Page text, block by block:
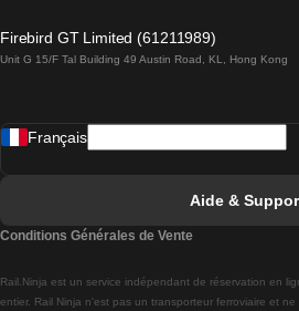
Trains de Lisbonne à
Trains de Lisbonne à
Firebird GT Limited (61211989)
Unit G 15/F Tal Building 49 Austin Road, KL, Hong Kong
Rail.Ninja est un service indépendant de réservation en
entier. Rail Ninja n'est pas un transporteur ferroviaire et
Français
Aide &
Conditions Générales de Vente